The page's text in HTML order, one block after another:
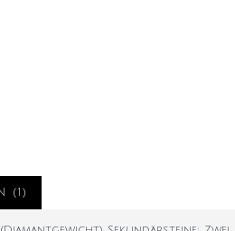
(1)